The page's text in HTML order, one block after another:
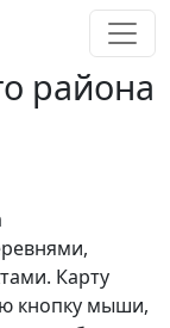
района
Карту
кнопку мыши,